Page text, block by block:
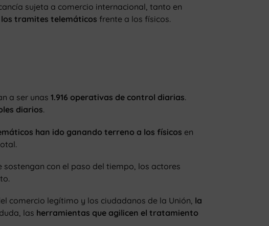
sujeta a comercio internacional, tanto en
tramites telemáticos frente a los físicos.
a ser unas 1.916 operativas de control diarias.
diarios.
han ido ganando terreno a los físicos en
con el paso del tiempo, los actores
comercio legítimo y los ciudadanos de la Unión, la
las herramientas que agilicen el tratamiento